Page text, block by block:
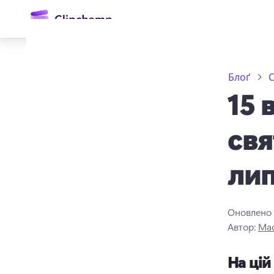
Спробувати безкоштовно
Блоґ
15
Оновлено
Автор:
На цій